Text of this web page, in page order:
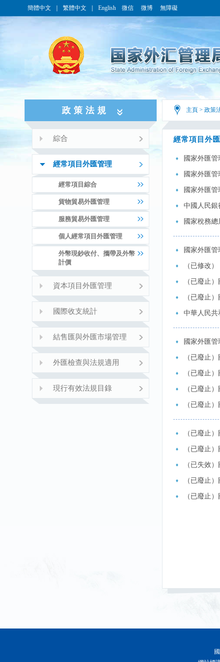
簡體中文 繁體中文 English 微信 微博 無障礙
政策法規
綜合
經常項目外匯管理
經常項目綜合
貨物貿易外匯管理
服務貿易外匯管理
個人經常項目外匯管理
外幣現鈔收付、攜帶及外幣
計價
資本項目外匯管理
國際收支統計
結售匯與外匯市場管理
外匯檢查與法規適用
現行有效法規目錄
主頁 > 政策
經常項目外
國家外匯
國家外匯
國家外匯
中國人民銀
國家稅務
國家外匯
（已修改
（已廢止
（已廢止
中華人民共
國家外匯
（已廢止
（已廢止
（已廢止
（已廢止
（已廢止
（已廢止
（已失效
（已廢止
（已廢止